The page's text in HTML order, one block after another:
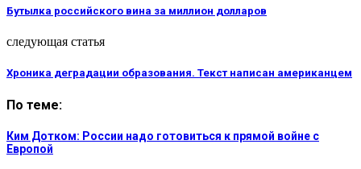
Бутылка российского вина за миллион долларов
следующая статья
Хроника деградации образования. Текст написан американцем
По теме:
Ким Дотком: России надо готовиться к прямой войне с
Европой